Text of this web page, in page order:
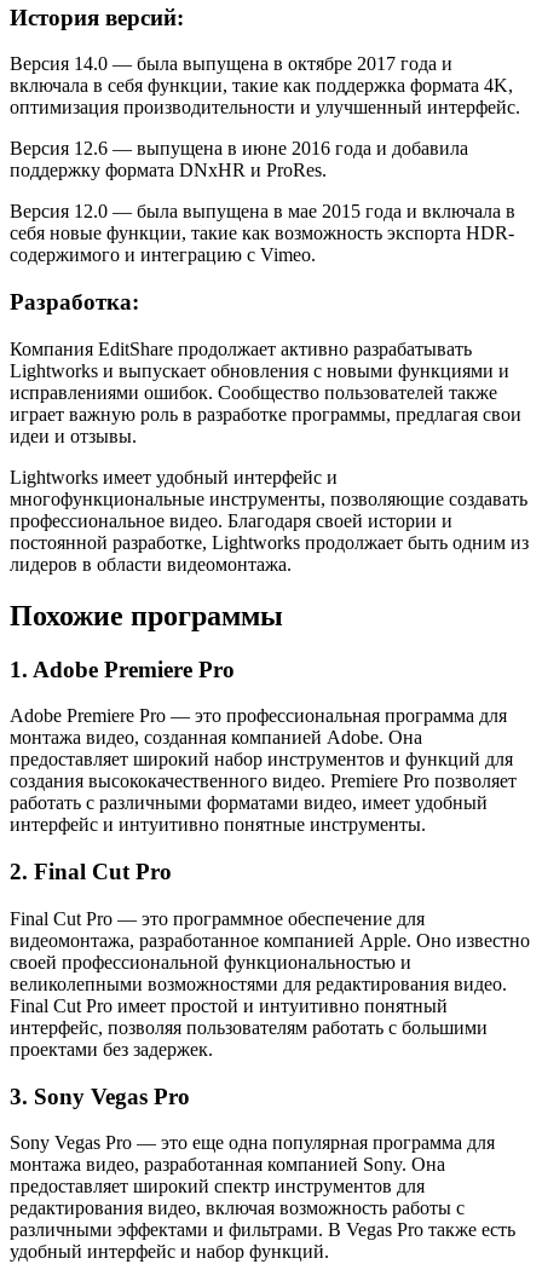
История версий:
Версия 14.0 — была выпущена в октябре 2017 года и
включала в себя функции, такие как поддержка формата 4K,
оптимизация производительности и улучшенный интерфейс.
Версия 12.6 — выпущена в июне 2016 года и добавила
поддержку формата DNxHR и ProRes.
Версия 12.0 — была выпущена в мае 2015 года и включала в
себя новые функции, такие как возможность экспорта HDR-
содержимого и интеграцию с Vimeo.
Разработка:
Компания EditShare продолжает активно разрабатывать
Lightworks и выпускает обновления с новыми функциями и
исправлениями ошибок. Сообщество пользователей также
играет важную роль в разработке программы, предлагая свои
идеи и отзывы.
Lightworks имеет удобный интерфейс и
многофункциональные инструменты, позволяющие создавать
профессиональное видео. Благодаря своей истории и
постоянной разработке, Lightworks продолжает быть одним из
лидеров в области видеомонтажа.
Похожие программы
1. Adobe Premiere Pro
Adobe Premiere Pro — это профессиональная программа для
монтажа видео, созданная компанией Adobe. Она
предоставляет широкий набор инструментов и функций для
создания высококачественного видео. Premiere Pro позволяет
работать с различными форматами видео, имеет удобный
интерфейс и интуитивно понятные инструменты.
2. Final Cut Pro
Final Cut Pro — это программное обеспечение для
видеомонтажа, разработанное компанией Apple. Оно известно
своей профессиональной функциональностью и
великолепными возможностями для редактирования видео.
Final Cut Pro имеет простой и интуитивно понятный
интерфейс, позволяя пользователям работать с большими
проектами без задержек.
3. Sony Vegas Pro
Sony Vegas Pro — это еще одна популярная программа для
монтажа видео, разработанная компанией Sony. Она
предоставляет широкий спектр инструментов для
редактирования видео, включая возможность работы с
различными эффектами и фильтрами. В Vegas Pro также есть
удобный интерфейс и набор функций.